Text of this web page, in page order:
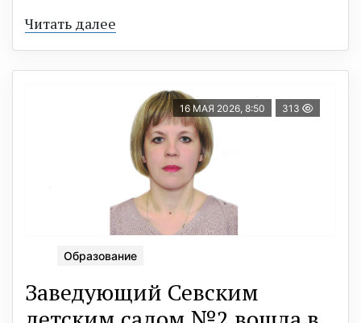
Читать далее
16 МАЯ 2026, 8:50 313
Образование
Заведующий Севским